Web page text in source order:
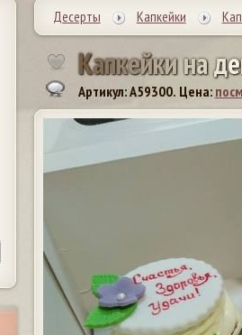
Десерты Капкейки
Капкейкинаде
Артикул: A59300. Цена: